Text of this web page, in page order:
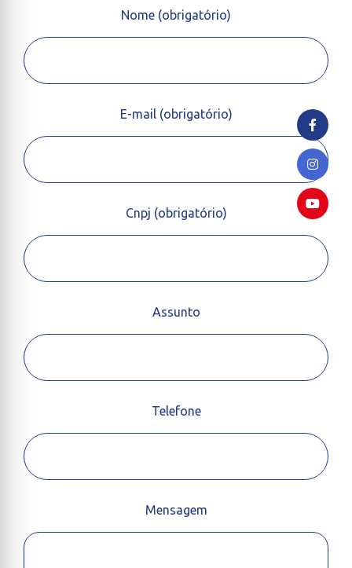
Nome (obrigatório)
E-mail (obrigatório)
Cnpj (obrigatório)
Assunto
Telefone
Mensagem